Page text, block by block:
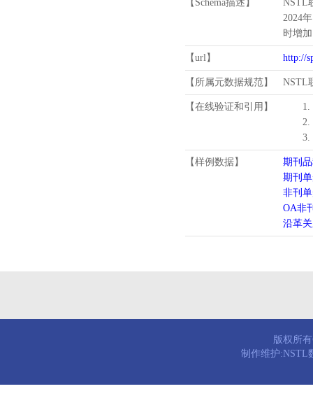
【Schema描述】
NSTL
2024
时增
【url】 http://
【所属元数据规范】 NSTL
【在线验证和引用】
1.
2.
3.
【样例数据】
期刊
期刊
非刊
OA非
沿革
版权所
制作维护:NSTL